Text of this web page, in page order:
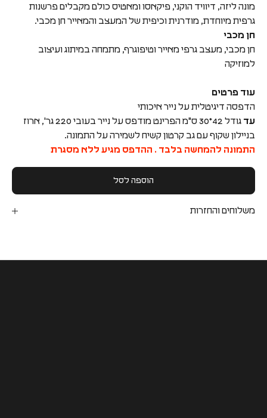
מונה ליזה, דיוויד הוקני, פיקאסו ומאטיס כולם מקבלים פרשנות
גרפית מיוחדת, מודרנית וכיפית של המעצב והמאייר חן מכבי.
חן מכבי
חן מכבי, מעצב גרפי מאייר וטיפוגרף, מתמחה במיתוג ועיצוב
למוזיקה
עוד פרטים
הדפסה דיגיטלית על נייר איכותי
עד
גודל 42*30 ס"מ הפרינט מודפס על נייר בעובי 220 גר', ארוז
בניילון שקוף עם גב קרטון קשיח לשמירה על התמונה.
התמונה להמחשה בלבד . ההדפס מגיע ללא מסגרת
הוספה לסל
משלוחים והחזרות